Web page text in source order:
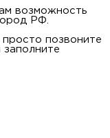
возможность
РФ.
позвоните